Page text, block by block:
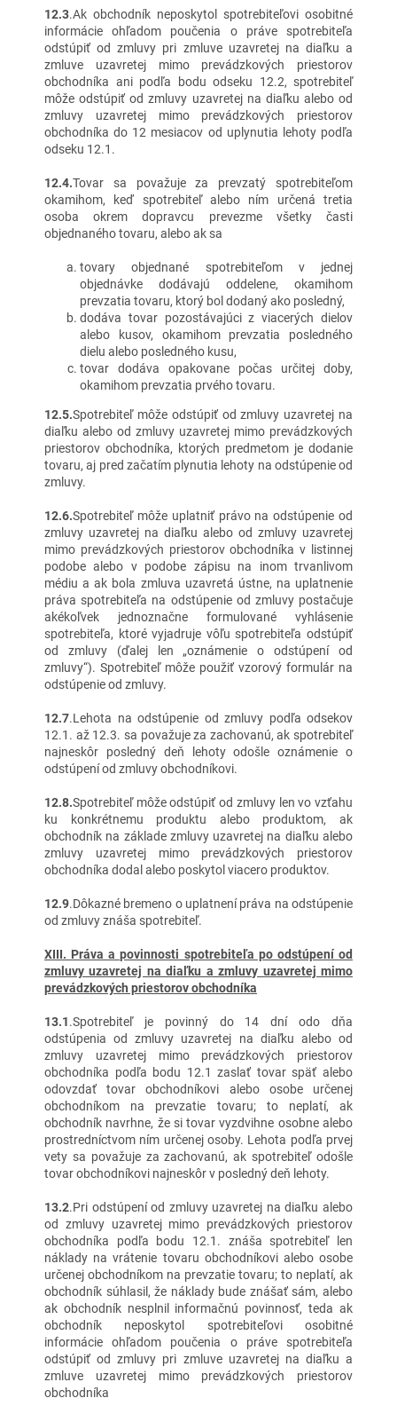
12.3.Ak obchodník neposkytol spotrebiteľovi osobitné
informácie ohľadom poučenia o práve spotrebiteľa
odstúpiť od zmluvy pri zmluve uzavretej na diaľku a
zmluve uzavretej mimo prevádzkových priestorov
obchodníka ani podľa bodu odseku 12.2, spotrebiteľ
môže odstúpiť od zmluvy uzavretej na diaľku alebo od
zmluvy uzavretej mimo prevádzkových priestorov
obchodníka do 12 mesiacov od uplynutia lehoty podľa
odseku 12.1.
12.4.Tovar sa považuje za prevzatý spotrebiteľom
okamihom, keď spotrebiteľ alebo ním určená tretia
osoba okrem dopravcu prevezme všetky časti
objednaného tovaru, alebo ak sa
tovary objednané spotrebiteľom v jednej
objednávke dodávajú oddelene, okamihom
prevzatia tovaru, ktorý bol dodaný ako posledný,
dodáva tovar pozostávajúci z viacerých dielov
alebo kusov, okamihom prevzatia posledného
dielu alebo posledného kusu,
tovar dodáva opakovane počas určitej doby,
okamihom prevzatia prvého tovaru.
12.5.Spotrebiteľ môže odstúpiť od zmluvy uzavretej na
diaľku alebo od zmluvy uzavretej mimo prevádzkových
priestorov obchodníka, ktorých predmetom je dodanie
tovaru, aj pred začatím plynutia lehoty na odstúpenie od
zmluvy.
12.6.Spotrebiteľ môže uplatniť právo na odstúpenie od
zmluvy uzavretej na diaľku alebo od zmluvy uzavretej
mimo prevádzkových priestorov obchodníka v listinnej
podobe alebo v podobe zápisu na inom trvanlivom
médiu a ak bola zmluva uzavretá ústne, na uplatnenie
práva spotrebiteľa na odstúpenie od zmluvy postačuje
akékoľvek jednoznačne formulované vyhlásenie
spotrebiteľa, ktoré vyjadruje vôľu spotrebiteľa odstúpiť
od zmluvy (ďalej len „oznámenie o odstúpení od
zmluvy“). Spotrebiteľ môže použiť vzorový formulár na
odstúpenie od zmluvy.
12.7.Lehota na odstúpenie od zmluvy podľa odsekov
12.1. až 12.3. sa považuje za zachovanú, ak spotrebiteľ
najneskôr posledný deň lehoty odošle oznámenie o
odstúpení od zmluvy obchodníkovi.
12.8.Spotrebiteľ môže odstúpiť od zmluvy len vo vzťahu
ku konkrétnemu produktu alebo produktom, ak
obchodník na základe zmluvy uzavretej na diaľku alebo
zmluvy uzavretej mimo prevádzkových priestorov
obchodníka dodal alebo poskytol viacero produktov.
12.9.Dôkazné bremeno o uplatnení práva na odstúpenie
od zmluvy znáša spotrebiteľ.
XIII. Práva a povinnosti spotrebiteľa po odstúpení od
zmluvy uzavretej na diaľku a zmluvy uzavretej mimo
prevádzkových priestorov obchodníka
13.1.Spotrebiteľ je povinný do 14 dní odo dňa
odstúpenia od zmluvy uzavretej na diaľku alebo od
zmluvy uzavretej mimo prevádzkových priestorov
obchodníka podľa bodu 12.1 zaslať tovar späť alebo
odovzdať tovar obchodníkovi alebo osobe určenej
obchodníkom na prevzatie tovaru; to neplatí, ak
obchodník navrhne, že si tovar vyzdvihne osobne alebo
prostredníctvom ním určenej osoby. Lehota podľa prvej
vety sa považuje za zachovanú, ak spotrebiteľ odošle
tovar obchodníkovi najneskôr v posledný deň lehoty.
13.2.Pri odstúpení od zmluvy uzavretej na diaľku alebo
od zmluvy uzavretej mimo prevádzkových priestorov
obchodníka podľa bodu 12.1. znáša spotrebiteľ len
náklady na vrátenie tovaru obchodníkovi alebo osobe
určenej obchodníkom na prevzatie tovaru; to neplatí, ak
obchodník súhlasil, že náklady bude znášať sám, alebo
ak obchodník nesplnil informačnú povinnosť, teda ak
obchodník neposkytol spotrebiteľovi osobitné
informácie ohľadom poučenia o práve spotrebiteľa
odstúpiť od zmluvy pri zmluve uzavretej na diaľku a
zmluve uzavretej mimo prevádzkových priestorov
obchodníka